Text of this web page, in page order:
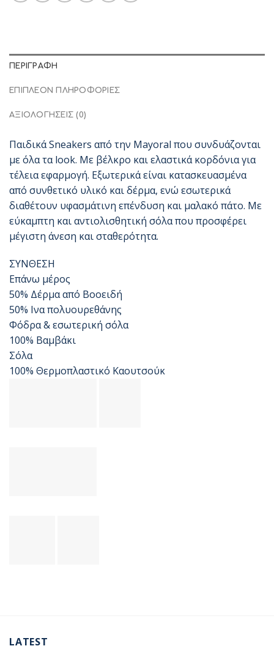
ΠΕΡΙΓΡΑΦΉ
ΕΠΙΠΛΈΟΝ ΠΛΗΡΟΦΟΡΊΕΣ
ΑΞΙΟΛΟΓΉΣΕΙΣ (0)
Παιδικά Sneakers από την Mayoral που συνδυάζονται
με όλα τα look. Με βέλκρο και ελαστικά κορδόνια για
τέλεια εφαρμογή. Εξωτερικά είναι κατασκευασμένα
από συνθετικό υλικό και δέρμα, ενώ εσωτερικά
διαθέτουν υφασμάτινη επένδυση και μαλακό πάτο. Με
εύκαμπτη και αντιολισθητική σόλα που προσφέρει
μέγιστη άνεση και σταθερότητα.
ΣΥΝΘΕΣΗ
Επάνω μέρος
50% Δέρμα από Βοοειδή
50% Ινα πολυουρεθάνης
Φόδρα & εσωτερική σόλα
100% Βαμβάκι
Σόλα
100% Θερμοπλαστικό Καουτσούκ
LATEST